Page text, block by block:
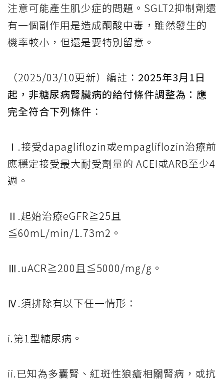
注意可能產生肌少症的問題。SGLT2抑制劑還
有一個副作用是造成酮酸中毒，雖然發生的
機率較小，但還是要特別留意。
（2025/03/10更新）編註： 2025年3月1日
起，非糖尿病腎臟病的給付條件調整為：應
完全符合下列條件 ：
Ⅰ.接受dapagliflozin或empagliflozin治療前
應穩定接受最大耐受劑量的 ACEI或ARB至少4
週。
Ⅱ.起始治療eGFR≧25且
≦60mL/min/1.73m2。
Ⅲ.uACR≧200且≦5000/mg/g。
Ⅳ.須排除有以下任一情形：
i.第1型糖尿病。
ii.已知為多囊腎、紅斑性狼瘡相關腎病，或抗